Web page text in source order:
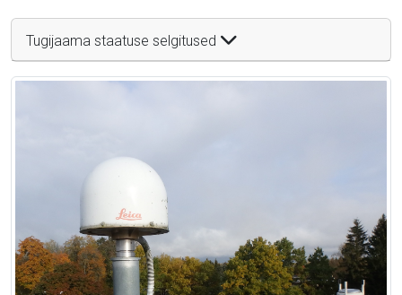
Tugijaama staatuse selgitused